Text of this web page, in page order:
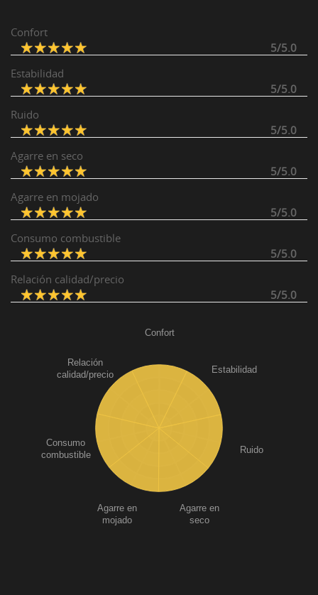
Confort
5/5.0
Estabilidad
5/5.0
Ruido
5/5.0
Agarre en seco
5/5.0
Agarre en mojado
5/5.0
Consumo combustible
5/5.0
Relación calidad/precio
5/5.0
Confort
Estabilidad
Ruido
Agarre en
seco
Agarre en
mojado
Consumo
combustible
Relación
calidad/precio